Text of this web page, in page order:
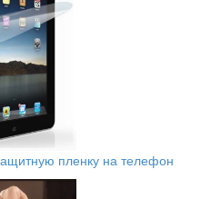
пленку на телефон